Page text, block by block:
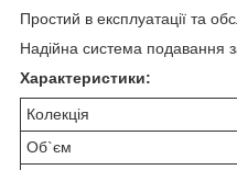
Простий в експлуатації та
Надійна система подавання
Характеристики:
Колекція
Об`єм